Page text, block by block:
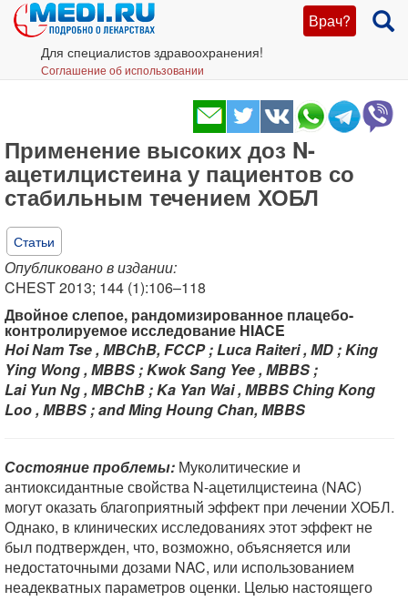
Врач?
Для специалистов здравоохранения!
Соглашение об использовании
Применение высоких доз N-
ацетилцистеина у пациентов со
стабильным течением ХОБЛ
Статьи
Опубликовано в издании:
CHEST 2013; 144 (1):106–118
Двойное слепое, рандомизированное плацебо-
контролируемое исследование HIACE
Hoi Nam Tse , MBChB, FCCP ; Luca Raiteri , MD ; King
Ying Wong , MBBS ; Kwok Sang Yee , MBBS ;
Lai Yun Ng , MBChB ; Ka Yan Wai , MBBS Ching Kong
Loo , MBBS ; and Ming Houng Chan, MBBS
Состояние проблемы: Муколитические и
антиоксидантные свойства N-ацетилцистеина (NAC)
могут оказать благоприятный эффект при лечении ХОБЛ.
Однако, в клинических исследованиях этот эффект не
был подтвержден, что, возможно, объясняется или
недостаточными дозами NAC, или использованием
неадекватных параметров оценки. Целью настоящего